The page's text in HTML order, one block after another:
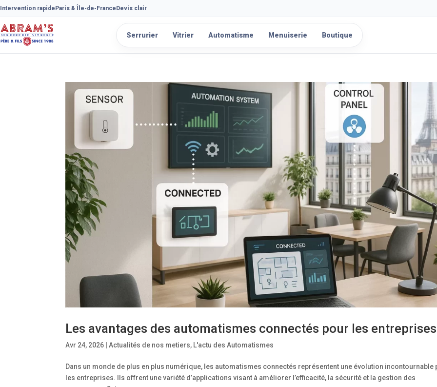
Intervention rapide Paris & Île-de-France Devis clair
Serrurier Vitrier Automatisme Menuiserie Boutique
Les avantages des automatismes connectés pour les entreprises
Avr 24, 2026 |Actualités de nos metiers, L'actu des Automatismes
Dans un monde de plus en plus numérique, les automatismes connectés représentent une évolution incontournable
les entreprises. Ils offrent une variété d’applications visant à améliorer l’efficacité, la sécurité et la gestion des